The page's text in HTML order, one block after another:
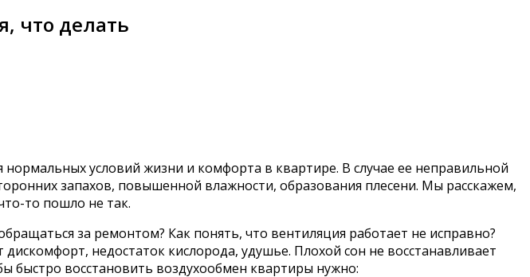
что делать
условий жизни и комфорта в квартире. В случае ее неправильной
запахов, повышенной влажности, образования плесени. Мы расскажем,
то пошло не так.
за ремонтом? Как понять, что вентиляция работает не исправно?
недостаток кислорода, удушье. Плохой сон не восстанавливает
быстро восстановить воздухообмен квартиры нужно: